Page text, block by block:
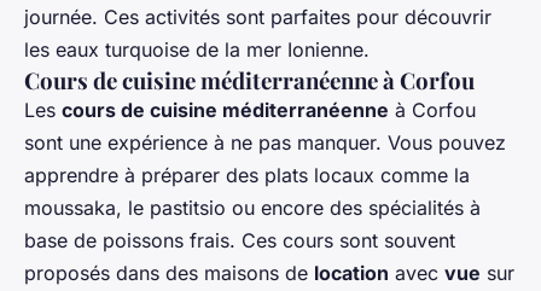
journée. Ces activités sont parfaites pour découvrir
les eaux turquoise de la mer Ionienne.
Cours de cuisine méditerranéenne à Corfou
Les cours de cuisine méditerranéenne à Corfou
sont une expérience à ne pas manquer. Vous pouvez
apprendre à préparer des plats locaux comme la
moussaka, le pastitsio ou encore des spécialités à
base de poissons frais. Ces cours sont souvent
proposés dans des maisons de location avec vue sur